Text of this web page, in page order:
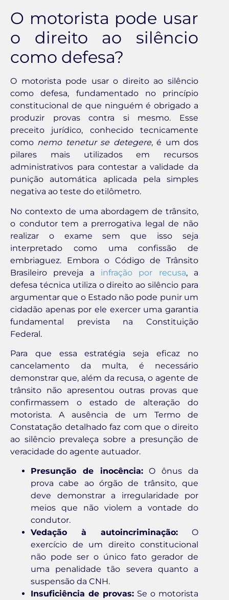
O motorista pode usar
o direito ao silêncio
como defesa?
O motorista pode usar o direito ao silêncio
como defesa, fundamentado no princípio
constitucional de que ninguém é obrigado a
produzir provas contra si mesmo. Esse
preceito jurídico, conhecido tecnicamente
como nemo tenetur se detegere, é um dos
pilares mais utilizados em recursos
administrativos para contestar a validade da
punição automática aplicada pela simples
negativa ao teste do etilômetro.
No contexto de uma abordagem de trânsito,
o condutor tem a prerrogativa legal de não
realizar o exame sem que isso seja
interpretado como uma confissão de
embriaguez. Embora o Código de Trânsito
Brasileiro preveja a infração por recusa, a
defesa técnica utiliza o direito ao silêncio para
argumentar que o Estado não pode punir um
cidadão apenas por ele exercer uma garantia
fundamental prevista na Constituição
Federal.
Para que essa estratégia seja eficaz no
cancelamento da multa, é necessário
demonstrar que, além da recusa, o agente de
trânsito não apresentou outras provas que
confirmassem o estado de alteração do
motorista. A ausência de um Termo de
Constatação detalhado faz com que o direito
ao silêncio prevaleça sobre a presunção de
veracidade do agente autuador.
Presunção de inocência:O ônus da
prova cabe ao órgão de trânsito, que
deve demonstrar a irregularidade por
meios que não violem a vontade do
condutor.
Vedação à autoincriminação: O
exercício de um direito constitucional
não pode ser o único fato gerador de
uma penalidade tão severa quanto a
suspensão da CNH.
Insuficiência de provas: Se o motorista